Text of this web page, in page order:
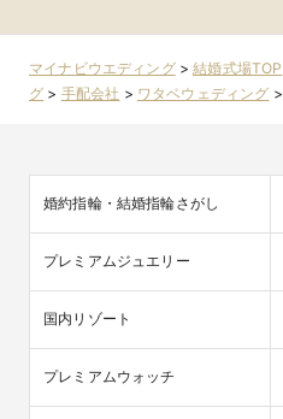
マイナビウエディング>結婚式場TOP
グ > 手配会社 > ワタベウェディング >
婚約指輪・結婚指輪さがし
プレミアムジュエリー
国内リゾート
プレミアムウォッチ